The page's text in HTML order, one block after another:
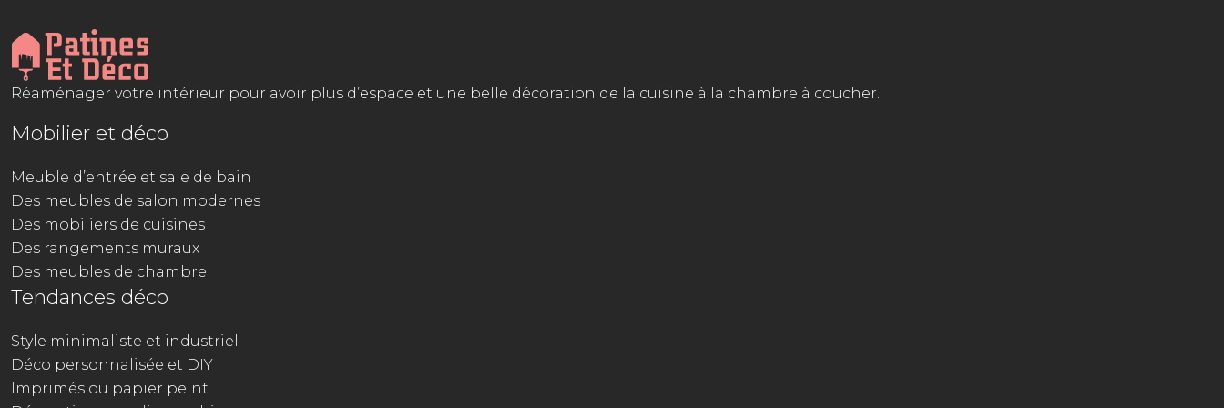
Réaménager votre intérieur pour avoir plus d’espace et une belle décoration de la cuisine à la chambre à coucher.
Mobilier et déco
Meuble d’entrée et sale de bain
Des meubles de salon modernes
Des mobiliers de cuisines
Des rangements muraux
Des meubles de chambre
Tendances déco
Style minimaliste et industriel
Déco personnalisée et DIY
Imprimés ou papier peint